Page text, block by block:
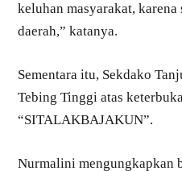
keluhan masyarakat,
daerah,” katanya.
Sementara itu, Sekdako
Tebing Tinggi atas
“SITALAKBAJAKUN”.
Nurmalini mengungkapkan